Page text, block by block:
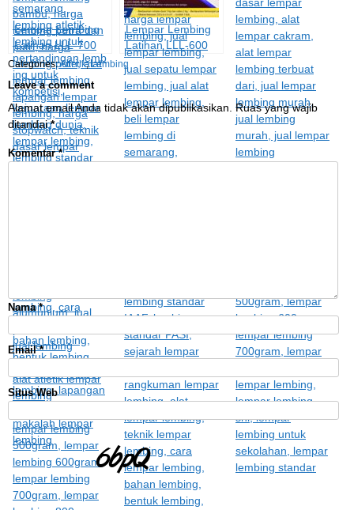
Lempar Lembing
Latihan LLL-700
Lempar Lembing
Latihan LLL-600
Categories:Atletik,Lembing
Leave a comment
Alamat email Anda tidak akan dipublikasikan. Ruas yang wajib
ditandai*
Komentar*
Nama*
Email*
Situs Web
Wngf